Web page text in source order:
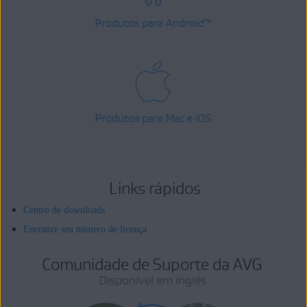
Produtos para Android™
Produtos para Mac e iOS
Links rápidos
Centro de downloads
Encontre seu número de licença
Comunidade de Suporte da AVG
Disponível em inglês